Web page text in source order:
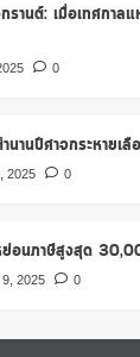
านต์: เมื่อเทศกาลแ
0
านปีศาจกระหายเ
2025
0
อนภาษีสูงสุด
2025 0